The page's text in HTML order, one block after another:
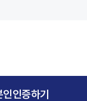
인인증하기